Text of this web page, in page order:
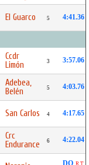
El Guarco 5 4:41.36
Ccdr
Limón
3 3:57.06
Adebea,
Belén
5 4:03.76
San Carlos 4 4:17.65
Crc
Endurance
6 4:22.04
DQ R.T.